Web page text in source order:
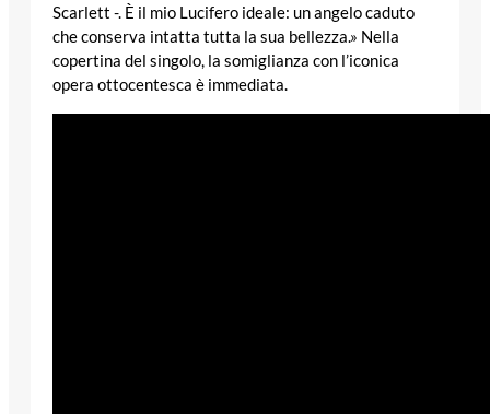
Scarlett -. È il mio Lucifero ideale: un angelo caduto
che conserva intatta tutta la sua bellezza.» Nella
copertina del singolo, la somiglianza con l’iconica
opera ottocentesca è immediata.